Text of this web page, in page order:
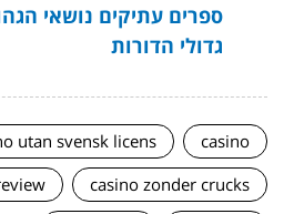
ספרים עתיקים נושאי
גדולי הדורות
casino
utan svensk licens
casino zonder crucks